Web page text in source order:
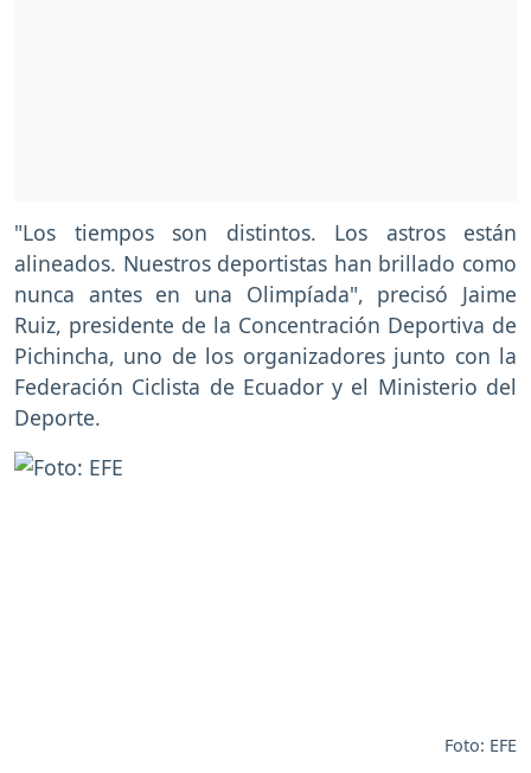
"Los tiempos son distintos. Los astros están
alineados. Nuestros deportistas han brillado como
nunca antes en una Olimpíada", precisó Jaime
Ruiz, presidente de la Concentración Deportiva de
Pichincha, uno de los organizadores junto con la
Federación Ciclista de Ecuador y el Ministerio del
Deporte.
Foto: EFE